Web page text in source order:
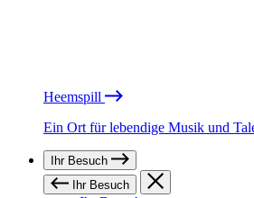
Heemspill
Ein Ort für lebendige Musik und
Ihr Besuch
Ihr Besuch